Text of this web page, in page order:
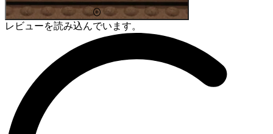
レビューを読み込んでいます。